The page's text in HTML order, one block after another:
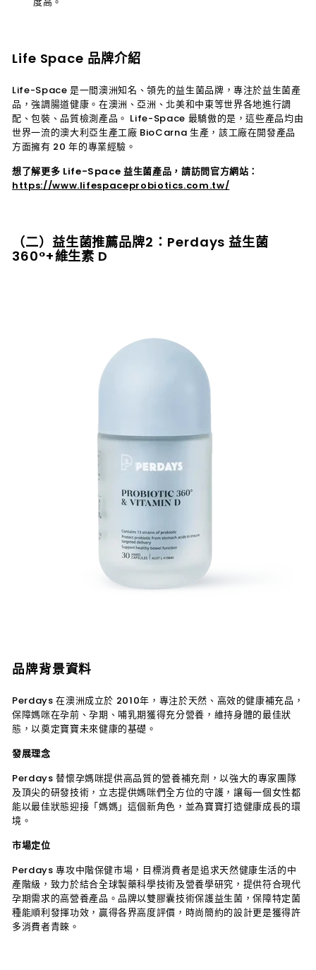
Life Space 品牌介紹
Life-Space 是一間澳洲知名、領先的益生菌品牌，專注於益生菌產
品，強調腸道健康。在澳洲、亞洲、北美和中東等世界各地進行調
配、包裝、品質檢測產品。 Life-Space 最驕傲的是，這些產品均由
世界一流的澳大利亞生產工廠 BioCarna 生產，該工廠在開發產品
方面擁有 20 年的專業經驗。
想了解更多 Life-Space 益生菌產品，請訪問官方網站：
https://www.lifespaceprobiotics.com.tw/
（二）益生菌推薦品牌2：Perdays 益生菌
360°+維生素 D
品牌背景資料
Perdays 在澳洲成立於 2010年，專注於天然、高效的健康補充品，
保障媽咪在孕前、孕期、哺乳期獲得充分營養，維持身體的最佳狀
態，以奠定寶寶未來健康的基礎。
發展理念
Perdays 替懷孕媽咪提供高品質的營養補充劑，以強大的專家團隊
及頂尖的研發技術，立志提供媽咪們全方位的守護，讓每一個女性都
能以最佳狀態迎接「媽媽」這個新角色，並為寶寶打造健康成長的環
境。
市場定位
Perdays 專攻中階保健市場，目標消費者是追求天然健康生活的中
產階級，致力於結合全球製藥科學技術及營養學研究，提供符合現代
孕期需求的高營養產品。品牌以雙膠囊技術保護益生菌，保障特定菌
種能順利發揮功效，贏得各界高度評價，時尚簡約的設計更是獲得許
多消費者青睞。